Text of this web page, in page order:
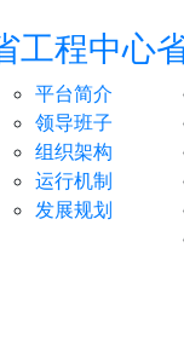
工程中心
平台简介
领导班子
组织架构
运行机制
发展规划